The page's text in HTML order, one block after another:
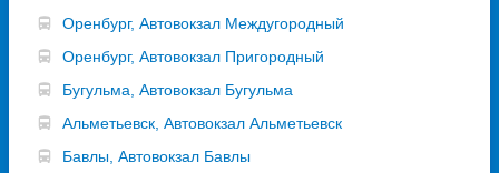
Оренбург, Автовокзал Междугородный
Оренбург, Автовокзал Пригородный
Бугульма, Автовокзал Бугульма
Альметьевск, Автовокзал Альметьевск
Бавлы, Автовокзал Бавлы